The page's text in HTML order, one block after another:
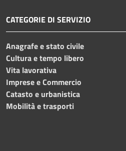
CATEGORIE DI SERVIZIO
Anagrafe e stato civile
Cultura e tempo libero
Vita lavorativa
Imprese e Commercio
Catasto e urbanistica
Mobilità e trasporti